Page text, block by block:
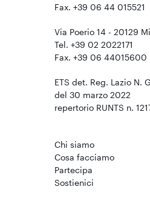
Fax. +39 06 44 015521
Via Poerio 14 - 20129
Tel. +39 02 2022171
Fax. +39 06 44015600
ETS det. Reg. Lazio N.
del 30 marzo 2022
repertorio RUNTS n.
Chi siamo
Cosa facciamo
Partecipa
Sostienici